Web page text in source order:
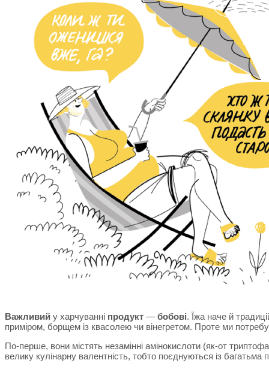
Важливий у харчуванні продукт — бобові. Їжа наче й
приміром, борщем із квасолею чи вінегретом. Проте ми
По-перше, вони містять незамінні амінокислоти (як-от
велику кулінарну валентність, тобто поєднуються із багатьма